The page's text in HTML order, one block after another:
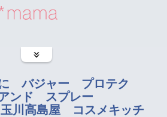
に バジャー プロテク
ンド スプレー
川高島屋 コスメキッチ